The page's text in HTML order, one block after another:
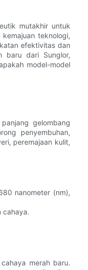
mutakhir untuk
teknologi,
efektivitas dan
baru dari Sunglor,
model-model
gelombang
penyembuhan,
peremajaan kulit,
nanometer (nm),
cahaya.
merah baru.